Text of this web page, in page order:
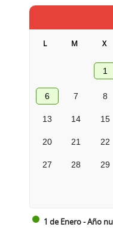
L M X
1
6 7 8
13 14 15
20 21 22
27 28 29
1 de Enero - Año